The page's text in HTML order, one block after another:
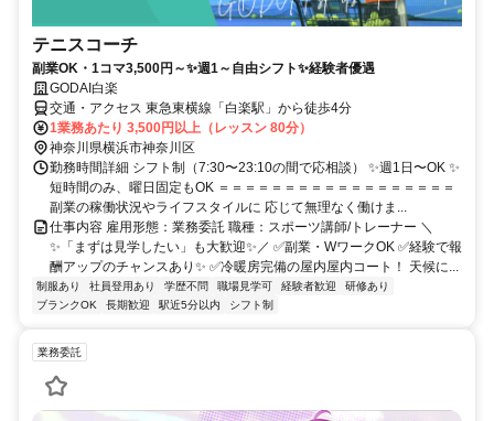
テニスコーチ
副業OK・1コマ3,500円～✨週1～自由シフト✨経験者優遇
GODAI白楽
交通・アクセス 東急東横線「白楽駅」から徒歩4分
1業務あたり 3,500円以上（レッスン 80分）
神奈川県横浜市神奈川区
勤務時間詳細 シフト制（7:30〜23:10の間で応相談） ✨週1日〜OK ✨
短時間のみ、曜日固定もOK ＝＝＝＝＝＝＝＝＝＝＝＝＝＝＝＝＝＝
副業の稼働状況やライフスタイルに 応じて無理なく働けま...
仕事内容 雇用形態：業務委託 職種：スポーツ講師/トレーナー ＼
✨「まずは見学したい」も大歓迎✨／ ✅副業・WワークOK ✅経験で報
酬アップのチャンスあり✨ ✅冷暖房完備の屋内屋内コート！ 天候に...
制服あり 社員登用あり 学歴不問 職場見学可 経験者歓迎
研修あり
ブランクOK
長期歓迎 駅近5分以内 シフト制
業務委託